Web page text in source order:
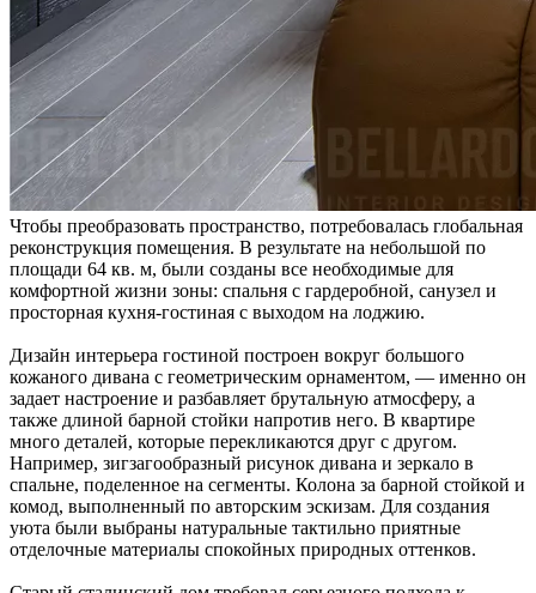
Чтобы преобразовать пространство, потребовалась глобальная
реконструкция помещения. В результате на небольшой по
площади 64 кв. м, были созданы все необходимые для
комфортной жизни зоны: спальня с гардеробной, санузел и
просторная кухня-гостиная с выходом на лоджию.
Дизайн интерьера гостиной построен вокруг большого
кожаного дивана с геометрическим орнаментом, — именно он
задает настроение и разбавляет брутальную атмосферу, а
также длиной барной стойки напротив него. В квартире
много деталей, которые перекликаются друг с другом.
Например, зигзагообразный рисунок дивана и зеркало в
спальне, поделенное на сегменты. Колона за барной стойкой и
комод, выполненный по авторским эскизам. Для создания
уюта были выбраны натуральные тактильно приятные
отделочные материалы спокойных природных оттенков.